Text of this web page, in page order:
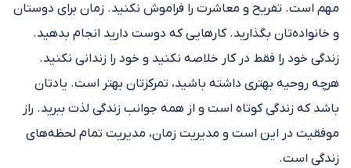
مهم است. تفریح و معاشرت را فراموش نکنید. زمان برای دوستان
و خانواده‌تان بگذارید. کارهایی که دوست دارید انجام بدهید.
زندگی خود را فقط در کار خلاصه نکنید و خود را زندانی نکنید.
هرچه‌ روحیه بهتری داشته باشید، تمرکزتان بهتر است. یادتان
باشد که زندگی کوتاه است و از همه جوانب زندگی لذت ببرید. راز
موفقیت در این است و مدیریت زمان، مدیریت تمام لحظه‌های
زندگی است.